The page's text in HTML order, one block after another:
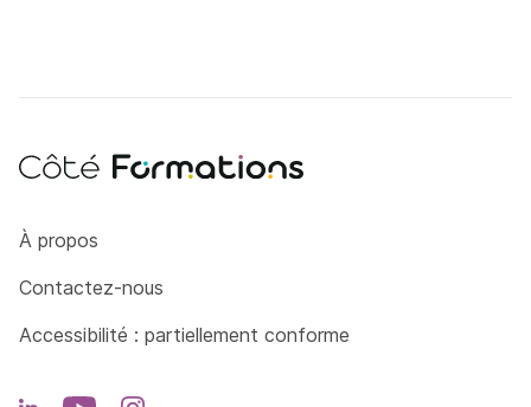
Côté Formations
À propos
Contactez-nous
Accessibilité : partiellement conforme